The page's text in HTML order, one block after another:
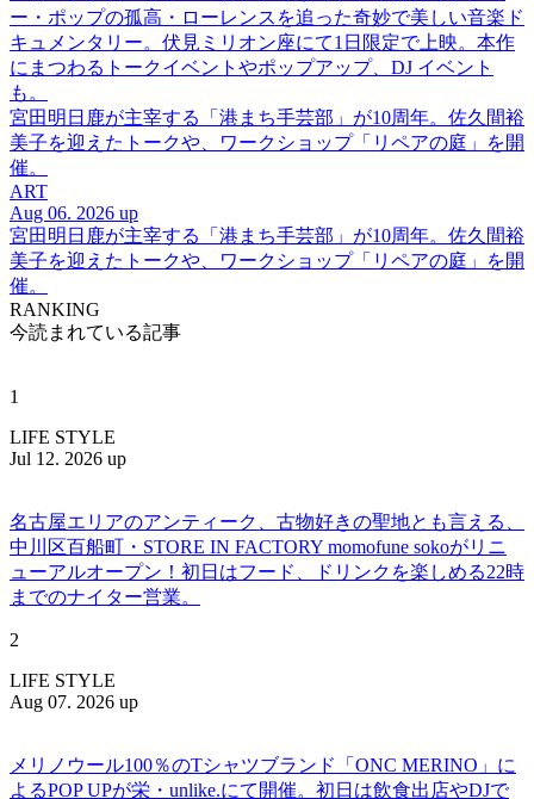
ー・ポップの孤高・ローレンスを追った奇妙で美しい音楽ド
キュメンタリー。伏見ミリオン座にて1日限定で上映。本作
にまつわるトークイベントやポップアップ、DJ イベント
も。
宮田明日鹿が主宰する「港まち手芸部」が10周年。佐久間裕
美子を迎えたトークや、ワークショップ「リペアの庭」を開
催。
ART
Aug 06. 2026 up
宮田明日鹿が主宰する「港まち手芸部」が10周年。佐久間裕
美子を迎えたトークや、ワークショップ「リペアの庭」を開
催。
RANKING
今読まれている記事
1
LIFE STYLE
Jul 12. 2026 up
名古屋エリアのアンティーク、古物好きの聖地とも言える、
中川区百船町・STORE IN FACTORY momofune sokoがリニ
ューアルオープン！初日はフード、ドリンクを楽しめる22時
までのナイター営業。
2
LIFE STYLE
Aug 07. 2026 up
メリノウール100％のTシャツブランド「ONC MERINO」に
よるPOP UPが栄・unlike.にて開催。初日は飲食出店やDJで